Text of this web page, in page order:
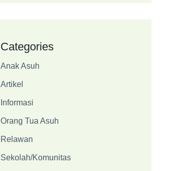
Categories
Anak Asuh
Artikel
Informasi
Orang Tua Asuh
Relawan
Sekolah/Komunitas